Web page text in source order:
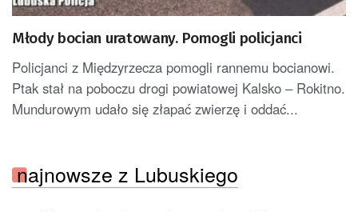
Młody bocian uratowany. Pomogli policjanci
Policjanci z Międzyrzecza pomogli rannemu bocianowi.
Ptak stał na poboczu drogi powiatowej Kalsko – Rokitno.
Mundurowym udało się złapać zwierzę i oddać...
najnowsze z Lubuskiego